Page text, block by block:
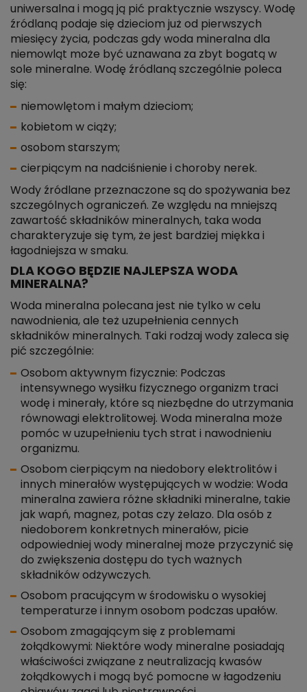
uniwersalna i mogą ją pić praktycznie wszyscy. Wodę
źródlaną podaje się dzieciom już od pierwszych
miesięcy życia, podczas gdy woda mineralna dla
niemowląt może być uznawana za zbyt bogatą w
sole mineralne. Wodę źródlaną szczególnie poleca
się:
niemowlętom i małym dzieciom;
kobietom w ciąży;
osobom starszym;
cierpiącym na nadciśnienie i choroby nerek.
Wody źródlane przeznaczone są do spożywania bez
szczególnych ograniczeń. Ze względu na mniejszą
zawartość składników mineralnych, taka woda
charakteryzuje się tym, że jest bardziej miękka i
łagodniejsza w smaku.
DLA KOGO BĘDZIE NAJLEPSZA WODA
MINERALNA?
Woda mineralna polecana jest nie tylko w celu
nawodnienia, ale też uzupełnienia cennych
składników mineralnych. Taki rodzaj wody zaleca się
pić szczególnie:
Osobom aktywnym fizycznie: Podczas
intensywnego wysiłku fizycznego organizm traci
wodę i minerały, które są niezbędne do utrzymania
równowagi elektrolitowej. Woda mineralna może
pomóc w uzupełnieniu tych strat i nawodnieniu
organizmu.
Osobom cierpiącym na niedobory elektrolitów i
innych minerałów występujących w wodzie: Woda
mineralna zawiera różne składniki mineralne, takie
jak wapń, magnez, potas czy żelazo. Dla osób z
niedoborem konkretnych minerałów, picie
odpowiedniej wody mineralnej może przyczynić się
do zwiększenia dostępu do tych ważnych
składników odżywczych.
Osobom pracującym w środowisku o wysokiej
temperaturze i innym osobom podczas upałów.
Osobom zmagającym się z problemami
żołądkowymi: Niektóre wody mineralne posiadają
właściwości związane z neutralizacją kwasów
żołądkowych i mogą być pomocne w łagodzeniu